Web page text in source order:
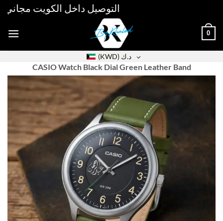
content
التوصيل داخل الكويت مجاني فوق 30دك خلال 48 ساعة /
0
(KWD) د.ك
CASIO Watch Black Dial Green Leather Band